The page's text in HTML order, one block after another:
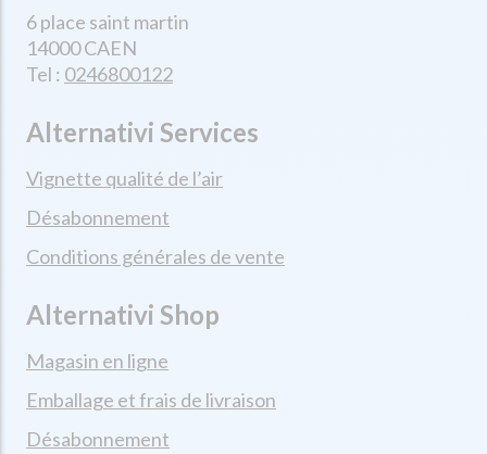
6 place saint martin
14000 CAEN
Tel : 0246800122
Alternativi Services
Vignette qualité de l’air
Désabonnement
Conditions générales de vente
Alternativi Shop
Magasin en ligne
Emballage et frais de livraison
Désabonnement